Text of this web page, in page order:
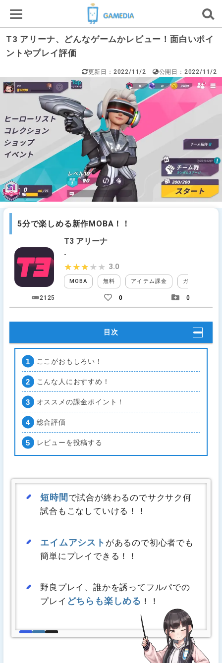
T3 アリーナ、どんなゲームかレビュー！面白いポイ
ントやプレイ評価
更新日：2022/11/2 公開日：2022/11/2
5分で楽しめる新作MOBA！！
T3 アリーナ
-
MOBA 無料 アイテム課金 ガチャなし
★★★★★
★★★★★ 3.0
2125 0 0
目次
ここがおもしろい！
こんな人におすすめ！
オススメの課金ポイント！
総合評価
レビューを投稿する
短時間 で試合が終わるのでサクサク何
試合もこなしていける！！
エイムアシスト があるので初心者でも
簡単にプレイできる！！
野良プレイ、誰かを誘ってフルパでの
プレイ どちらも楽しめる ！！